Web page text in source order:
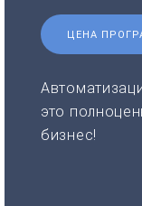
ЦЕНА
это
бизнес!